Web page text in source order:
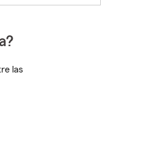
las